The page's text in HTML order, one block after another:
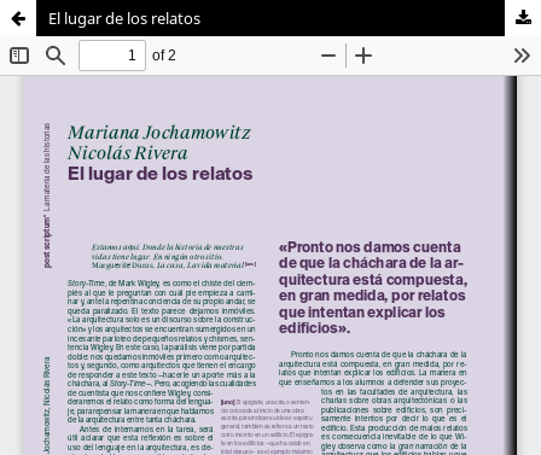
Sistema de
Bibliotecas
Departamento Académico de
Arquitectura
El lugar de los relatos